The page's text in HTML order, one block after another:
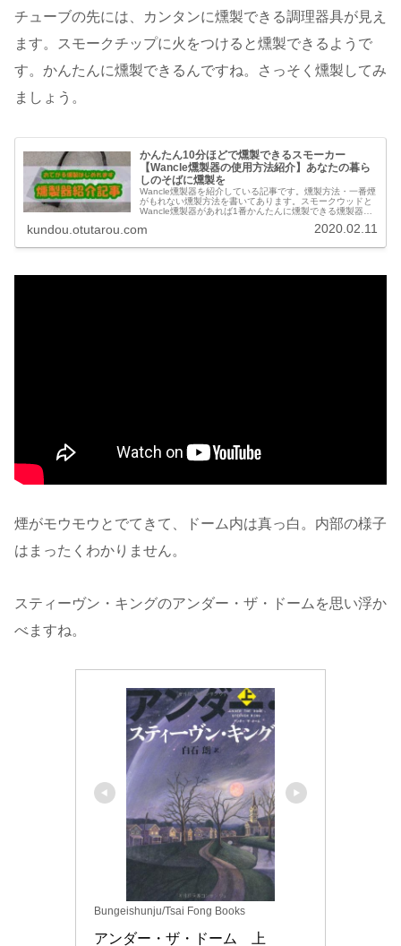
チューブの先には、カンタンに燻製できる調理器具が見え
ます。スモークチップに火をつけると燻製できるようで
す。かんたんに燻製できるんですね。さっそく燻製してみ
ましょう。
かんたん10分ほどで燻製できるスモーカー
【Wancle燻製器の使用方法紹介】あなたの暮ら
しのそばに燻製を
Wancle燻製器を紹介している記事です。燻製方法・一番煙
がもれない燻製方法を書いてあります。スモークウッドと
Wancle燻製器があれば1番かんたんに燻製できる燻製器で
kundou.otutarou.com 2020.02.11
煙がモウモウとでてきて、ドーム内は真っ白。内部の様子
はまったくわかりません。
スティーヴン・キングのアンダー・ザ・ドームを思い浮か
べますね。
Bungeishunju/Tsai Fong Books
アンダー・ザ・ドーム　上